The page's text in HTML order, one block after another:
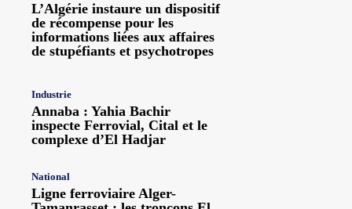
L’Algérie instaure un dispositif
de récompense pour les
informations liées aux affaires
de stupéfiants et psychotropes
Industrie
Annaba : Yahia Bachir
inspecte Ferrovial, Cital et le
complexe d’El Hadjar
National
Ligne ferroviaire Alger-